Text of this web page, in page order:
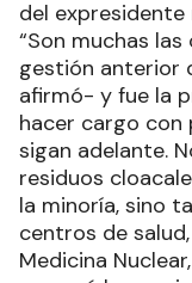
del expresidente
“Son muchas
gestión anterior
afirmó- y fue la
hacer cargo
sigan adelante.
residuos
la minoría, sino
centros de
Medicina